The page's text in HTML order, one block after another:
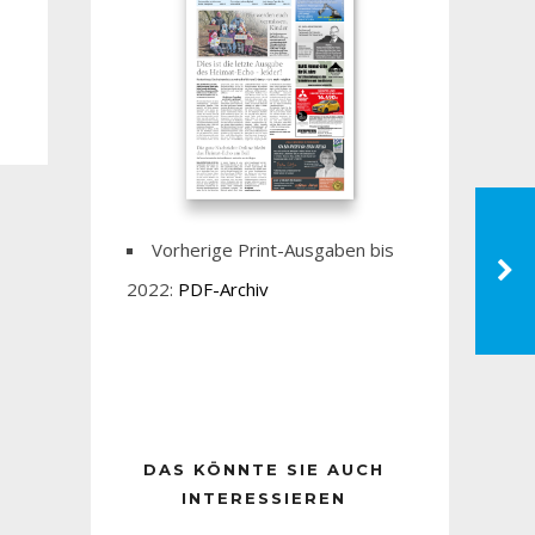
Vorherige Print-Ausgaben bis
2022: PDF-Archiv
DAS KÖNNTE SIE AUCH
INTERESSIEREN